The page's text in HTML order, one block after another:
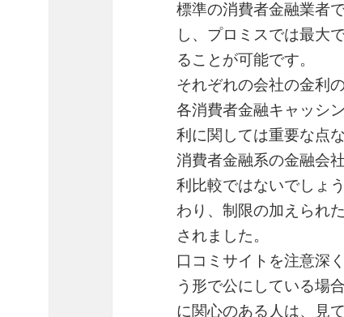
標準の消費者金融業者
し、プロミスでは最大
ることが可能です。
それぞれの会社の金利
各消費者金融キャッシ
利に関しては重要な点
消費者金融系の金融会
利比較ではないでしょ
わり、制限の加えられ
されました。
口コミサイトを注意深
う形で公にしている場
に関心のある人は、見